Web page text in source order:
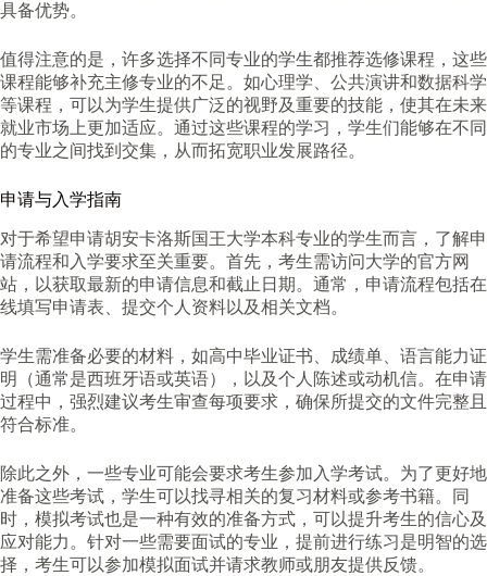
具备优势。
值得注意的是，许多选择不同专业的学生都推荐选修课程，这些
课程能够补充主修专业的不足。如心理学、公共演讲和数据科学
等课程，可以为学生提供广泛的视野及重要的技能，使其在未来
就业市场上更加适应。通过这些课程的学习，学生们能够在不同
的专业之间找到交集，从而拓宽职业发展路径。
申请与入学指南
对于希望申请胡安卡洛斯国王大学本科专业的学生而言，了解申
请流程和入学要求至关重要。首先，考生需访问大学的官方网
站，以获取最新的申请信息和截止日期。通常，申请流程包括在
线填写申请表、提交个人资料以及相关文档。
学生需准备必要的材料，如高中毕业证书、成绩单、语言能力证
明（通常是西班牙语或英语），以及个人陈述或动机信。在申请
过程中，强烈建议考生审查每项要求，确保所提交的文件完整且
符合标准。
除此之外，一些专业可能会要求考生参加入学考试。为了更好地
准备这些考试，学生可以找寻相关的复习材料或参考书籍。同
时，模拟考试也是一种有效的准备方式，可以提升考生的信心及
应对能力。针对一些需要面试的专业，提前进行练习是明智的选
择，考生可以参加模拟面试并请求教师或朋友提供反馈。